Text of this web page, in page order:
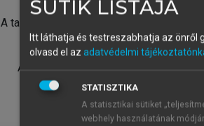
A tartalom megtekintéséhez lépj be a
Új felhasználóként1
A próbaidőszak elindításához,
A regisztráció után a
SÜTIK LISTÁJA
Itt láthatja és testreszabhatja az önről
olvasd el az adatvédelmi
STATISZTIKA
A statisztikai sütiket
webhely használatának